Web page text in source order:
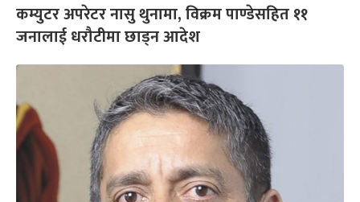
कम्युटर अपरेटर नासु थुनामा, विक्रम पाण्डेसहित ११
जनालाई धरौटीमा छाड्न आदेश